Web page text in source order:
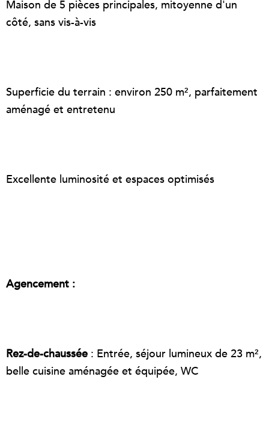
Maison de 5 pièces principales, mitoyenne d'un
côté, sans vis-à-vis
Superficie du terrain : environ 250 m², parfaitement
aménagé et entretenu
Excellente luminosité et espaces optimisés
Agencement :
Rez-de-chaussée : Entrée, séjour lumineux de 23 m²,
belle cuisine aménagée et équipée, WC